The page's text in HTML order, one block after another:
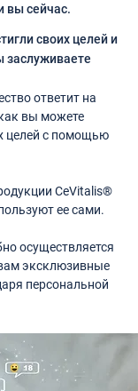
вы сейчас.
своих целей и
заслуживаете
ответит на
вы можете
целей с помощью
CeVitalis®
ее сами.
осуществляется
эксклюзивные
персональной